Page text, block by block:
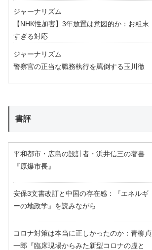
ジャーナリズム
【NHK性加害】3年放置は意図的か：お粗末
すぎる対応
ジャーナリズム
警察官の正当な職務執行を罵倒する玉川徹
書評
平和都市・広島の設計者・浜井信三の著書
『原爆市長』
安保3文書改訂と中国の存在感：『エネルギ
ーの地政学』を読みながら
コロナ対策は本当に正しかったのか：青柳貞
一郎『臨床現場からみた新型コロナの虚と